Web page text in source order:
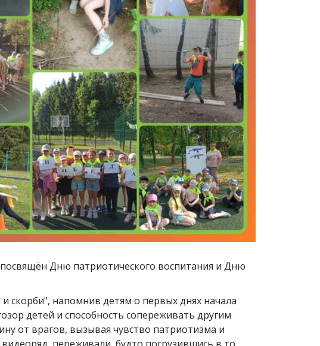
Дню патриотического воспитания и Дню
скорби", напомнив детям о первых днях начала
детей и способность сопереживать другим
от врагов, вызывая чувство патриотизма и